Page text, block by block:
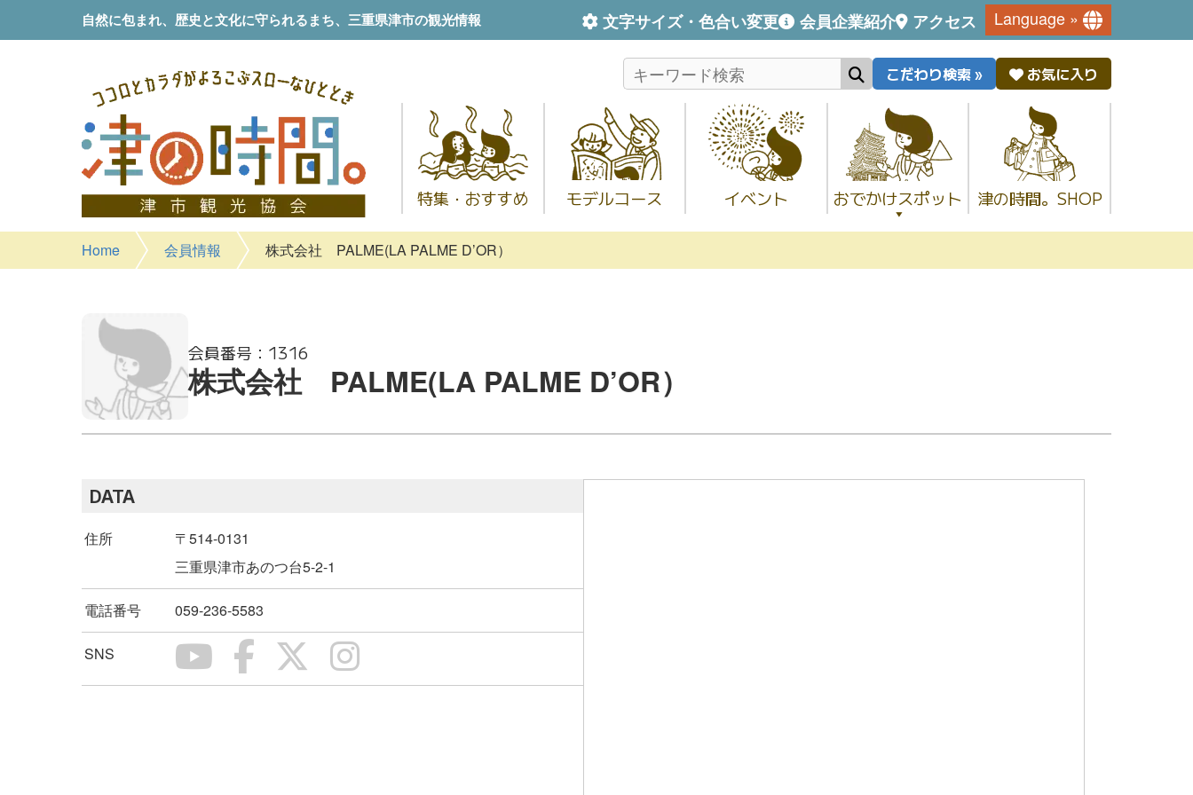
自然に包まれ、歴史と文化に守られるまち、 三重県津市の観光情報 文字サイズ・色合い変更 会員企業紹介 アクセス Language »
こだわり検索 » お気に入り
特集・おすすめ モデルコース イベント おでかけスポット 津の時間。SHOP
Home 会員情報 株式会社 PALME(LA PALME D’OR）
1316
株式会社 PALME(LA PALME D’OR）
DATA
住所
〒514-0131
三重県津市あのつ台5-2-1
電話番号 059-236-5583
SNS